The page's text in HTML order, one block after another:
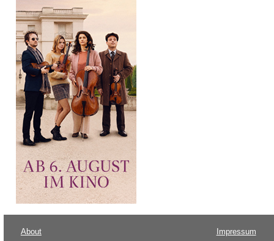
About Impressum